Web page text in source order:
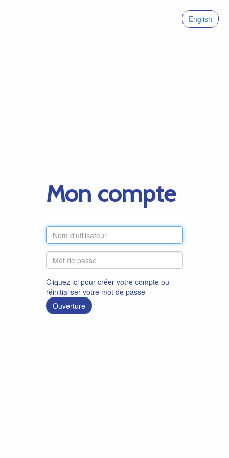
English
Mon compte
Cliquez ici pour créer votre compte ou
réinitialiser votre mot de passe